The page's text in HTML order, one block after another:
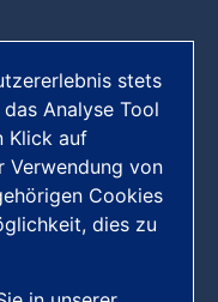
stets
Analyse Tool
Klick auf
Verwendung von
Cookies
dies zu